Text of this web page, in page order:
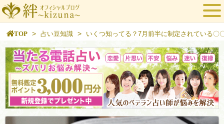
TOP > 占い豆知識 > いくつ知ってる？7月前半に制定されている〇